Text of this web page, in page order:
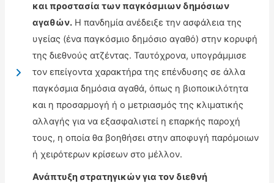
και προστασία των παγκόσμιων δημόσιων
αγαθών. Η πανδημία ανέδειξε την ασφάλεια της
υγείας (ένα παγκόσμιο δημόσιο αγαθό) στην κορυφή
της διεθνούς ατζέντας. Ταυτόχρονα, υπογράμμισε
τον επείγοντα χαρακτήρα της επένδυσης σε άλλα
παγκόσμια δημόσια αγαθά, όπως η βιοποικιλότητα
και η προσαρμογή ή ο μετριασμός της κλιματικής
αλλαγής για να εξασφαλιστεί η επαρκής παροχή
τους, η οποία θα βοηθήσει στην αποφυγή παρόμοιων
ή χειρότερων κρίσεων στο μέλλον.
Ανάπτυξη στρατηγικών για τον διεθνή